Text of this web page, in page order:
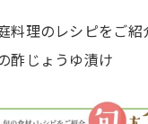
料理のレシピをご紹
酢じょうゆ漬け